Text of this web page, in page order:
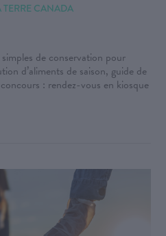
TERRE CANADA
de conservation pour
d’aliments de saison, guide de
: rendez-vous en kiosque